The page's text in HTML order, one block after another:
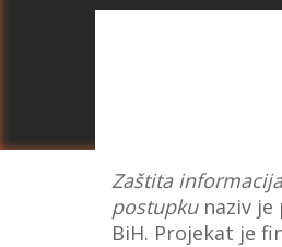
Zaštita
postupkunaziv je
BiH. Projekat je